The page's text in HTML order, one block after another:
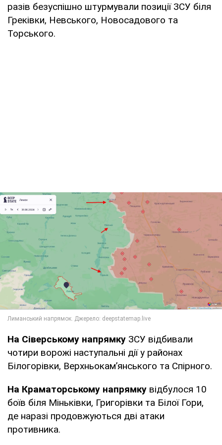
разів безуспішно штурмували позиції ЗСУ біля
Греківки, Невського, Новосадового та
Торського.
На Сіверському напрямку ЗСУ відбивали
чотири ворожі наступальні дії у районах
Білогорівки, Верхньокам’янського та Спірного.
На Краматорському напрямку відбулося 10
боїв біля Міньківки, Григорівки та Білої Гори,
де наразі продовжуються дві атаки
противника.